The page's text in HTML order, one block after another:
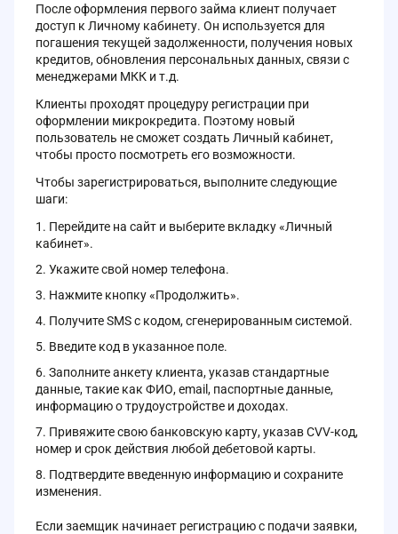
После оформления первого займа клиент получает
доступ к Личному кабинету. Он используется для
погашения текущей задолженности, получения новых
кредитов, обновления персональных данных, связи с
менеджерами МКК и т.д.
Клиенты проходят процедуру регистрации при
оформлении микрокредита. Поэтому новый
пользователь не сможет создать Личный кабинет,
чтобы просто посмотреть его возможности.
Чтобы зарегистрироваться, выполните следующие
шаги:
Перейдите на сайт и выберите вкладку «Личный
кабинет».
Укажите свой номер телефона.
Нажмите кнопку «Продолжить».
Получите SMS с кодом, сгенерированным системой.
Введите код в указанное поле.
Заполните анкету клиента, указав стандартные
данные, такие как ФИО, email, паспортные данные,
информацию о трудоустройстве и доходах.
Привяжите свою банковскую карту, указав CVV-код,
номер и срок действия любой дебетовой карты.
Подтвердите введенную информацию и сохраните
изменения.
Если заемщик начинает регистрацию с подачи заявки,